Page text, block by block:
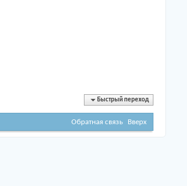
Быстрый переход
Обратная связь Вверх